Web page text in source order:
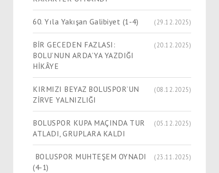
60. Yıla Yakışan Galibiyet (1-4) (29.12.2025)
BİR GECEDEN FAZLASI:
BOLU’NUN ARDA’YA YAZDIĞI
HİKÂYE
(20.12.2025)
KIRMIZI BEYAZ BOLUSPOR’UN
ZİRVE YALNIZLIĞI
(08.12.2025)
BOLUSPOR KUPA MAÇINDA TUR
ATLADI, GRUPLARA KALDI
(05.12.2025)
BOLUSPOR MUHTEŞEM OYNADI
(4-1)
(23.11.2025)